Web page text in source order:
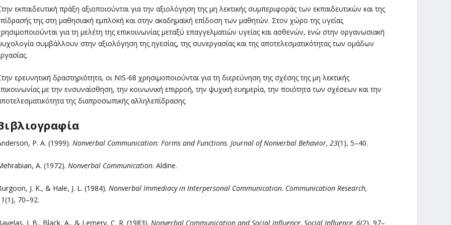
εκπαιδευτική πράξη αξιοποιούνται για την αξιολόγηση της μη λεκτικής συμπεριφοράς των εκπαιδευτικών και της
της στη μαθησιακή εμπλοκή και στην ακαδημαϊκή επίδοση των μαθητών. Στον χώρο της υγείας
για τη μελέτη της επικοινωνίας μεταξύ επαγγελματιών υγείας και ασθενών, ενώ στην οργανωσιακή
συμβάλλουν στην αξιολόγηση της ηγεσίας, της συνεργασίας και της αποτελεσματικότητας των ομάδων
ερευνητική δραστηριότητα, οι NIS-68 χρησιμοποιούνται για τη διερεύνηση της σχέσης της μη λεκτικής
με την ενσυναίσθηση, την κοινωνική επιρροή, την ψυχική ευημερία, την ποιότητα των σχέσεων και την
της διαπροσωπικής αλληλεπίδρασης.
P. A. (1999). Nonverbal Communication: Forms and Functions. Journal of Nonverbal Behavior, 23(1), 5–40.
A. (1972). Nonverbal Communication. Aldine.
J. K., & Hale, J. L. (1984). Nonverbal Immediacy in Interpersonal Communication. Communication Research,
(1), 70–92.
J. B., Black, A., & Lemery, C. R. (1983). Nonverbal Communication and Social Influence. Social Influence, 6(2), 97–